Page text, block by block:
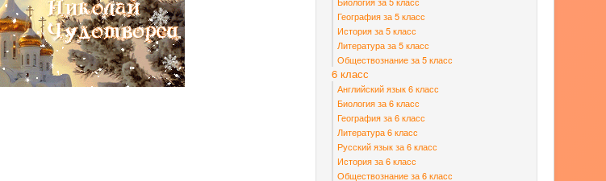
География за 5 класс
История за 5 класс
Литература за 5 класс
Обществознание за 5 класс
6 класс
Английский язык 6 класс
Биология за 6 класс
География за 6 класс
Литература 6 класс
Русский язык за 6 класс
История за 6 класс
Обществознание за 6 класс